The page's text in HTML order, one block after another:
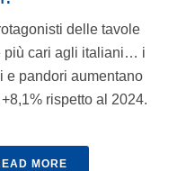
delle tavole
più cari agli italiani… i
e pandori aumentano
rispetto al 2024.
MORE